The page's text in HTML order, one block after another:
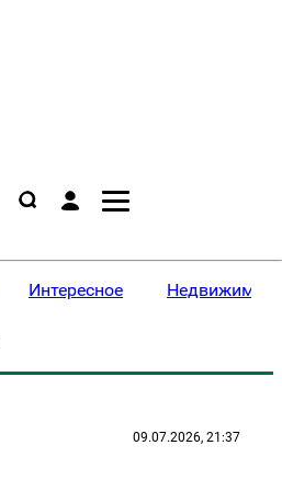
Интересное
09.07.2026, 21:37